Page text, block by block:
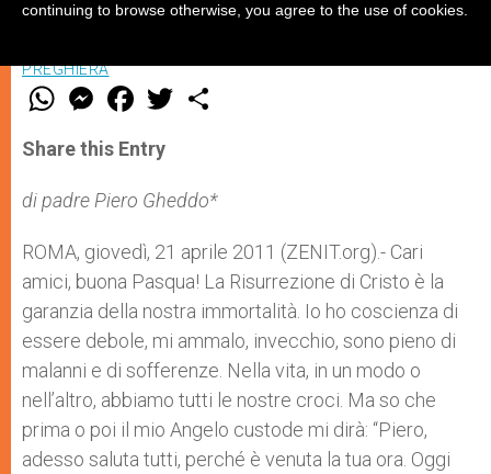
PREGHIERA
W
t
s
p
p
M
e
s
e
g
e
F
a
e
b
o
k
w
r
Share this Entry
di padre Piero Gheddo*
ROMA, giovedì, 21 aprile 2011 (ZENIT.org).- Cari
amici, buona Pasqua! La Risurrezione di Cristo è la
garanzia della nostra immortalità. Io ho coscienza di
essere debole, mi ammalo, invecchio, sono pieno di
malanni e di sofferenze. Nella vita, in un modo o
nell’altro, abbiamo tutti le nostre croci. Ma so che
prima o poi il mio Angelo custode mi dirà: “Piero,
adesso saluta tutti, perché è venuta la tua ora. Oggi
continuing to browse otherwise, you agree to the use of cookies.